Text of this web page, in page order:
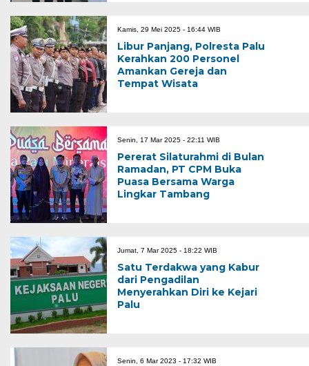
Kamis, 29 Mei 2025 - 16:44 WIB
Libur Panjang, Polresta Palu
Kerahkan 200 Personel
Amankan Gereja dan
Tempat Wisata
Senin, 17 Mar 2025 - 22:11 WIB
Pererat Silaturahmi di Bulan
Ramadan, PT CPM Buka
Puasa Bersama Warga
Lingkar Tambang
Jumat, 7 Mar 2025 - 18:22 WIB
Satu Terdakwa yang Kabur
dari Pengadilan
Menyerahkan Diri ke Kejari
Palu
Senin, 6 Mar 2023 - 17:32 WIB